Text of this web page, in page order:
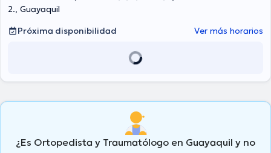
2., Guayaquil
Próxima disponibilidad
Ver más horarios
¿Es Ortopedista y Traumatólogo en Guayaquil y no